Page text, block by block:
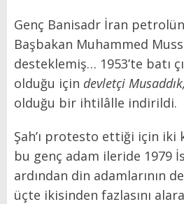
Genç Banisadr İran
Başbakan Muhammed
desteklemiş… 1953’te batı
olduğu için devletçi Musaddık,
olduğu bir ihtilâlle indirildi.
Şah’ı protesto ettiği için iki
bu genç adam ileride 1979
ardından din adamlarının
üçte ikisinden fazlasını